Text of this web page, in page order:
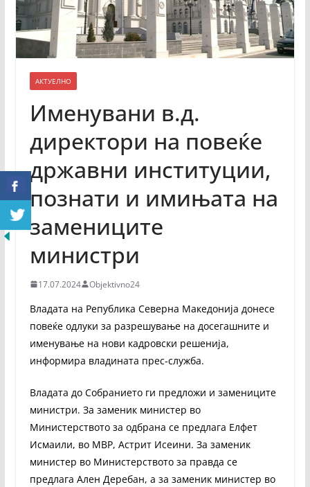
АКТУЕЛНО
Именувани в.д.
директори на повеќе
државни институции,
познати и имињата на
замениците
министри
17.07.2024 Objektivno24
Владата на Република Северна Македонија донесе
повеќе одлуки за разрешување на досегашните и
именување на нови кадровски решенија,
информира владината прес-служба.
Владата до Собранието ги предложи и замениците
министри. За заменик министер во
Министерството за одбрана се предлага Елфет
Исмаили, во МВР, Астрит Исеини. За заменик
министер во Министерството за правда се
предлага Ален Деребан, а за заменик министер во